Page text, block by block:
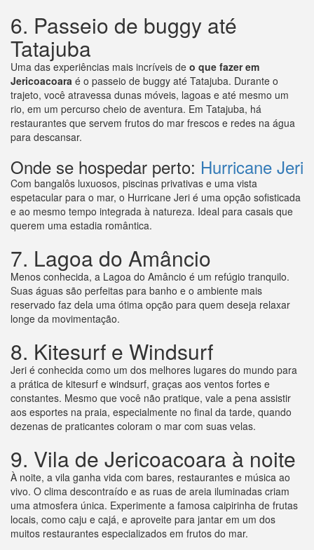
6. Passeio de buggy até
Tatajuba
Uma das experiências mais incríveis de o que fazer em
Jericoacoara é o passeio de buggy até Tatajuba. Durante o
trajeto, você atravessa dunas móveis, lagoas e até mesmo um
rio, em um percurso cheio de aventura. Em Tatajuba, há
restaurantes que servem frutos do mar frescos e redes na água
para descansar.
Onde se hospedar perto: Hurricane Jeri
Com bangalôs luxuosos, piscinas privativas e uma vista
espetacular para o mar, o Hurricane Jeri é uma opção sofisticada
e ao mesmo tempo integrada à natureza. Ideal para casais que
querem uma estadia romântica.
7. Lagoa do Amâncio
Menos conhecida, a Lagoa do Amâncio é um refúgio tranquilo.
Suas águas são perfeitas para banho e o ambiente mais
reservado faz dela uma ótima opção para quem deseja relaxar
longe da movimentação.
8. Kitesurf e Windsurf
Jeri é conhecida como um dos melhores lugares do mundo para
a prática de kitesurf e windsurf, graças aos ventos fortes e
constantes. Mesmo que você não pratique, vale a pena assistir
aos esportes na praia, especialmente no final da tarde, quando
dezenas de praticantes coloram o mar com suas velas.
9. Vila de Jericoacoara à noite
À noite, a vila ganha vida com bares, restaurantes e música ao
vivo. O clima descontraído e as ruas de areia iluminadas criam
uma atmosfera única. Experimente a famosa caipirinha de frutas
locais, como caju e cajá, e aproveite para jantar em um dos
muitos restaurantes especializados em frutos do mar.